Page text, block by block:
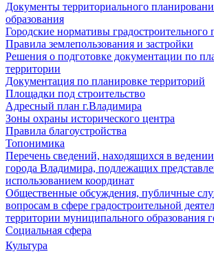
Документы территориального
образования
Городские нормативы градостроительного
Правила землепользования и застройки
Решения о подготовке документации по
территории
Документация по планировке территорий
Площадки под строительство
Адресный план г.Владимира
Зоны охраны исторического центра
Правила благоустройства
Топонимика
Перечень сведений, находящихся в
города Владимира, подлежащих
использованием координат
Общественные обсуждения, публичные
вопросам в сфере градостроительной
территории муниципального образования
Социальная сфера
Культура